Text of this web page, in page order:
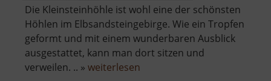
Die Kleinsteinhöhle ist wohl eine der schönsten
Höhlen im Elbsandsteingebirge. Wie ein Tropfen
geformt und mit einem wunderbaren Ausblick
ausgestattet, kann man dort sitzen und
verweilen. .. » weiterlesen